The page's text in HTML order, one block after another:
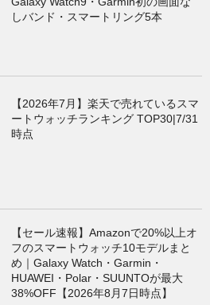
しバンド・スマートリング5本
【2026年7月】楽天で売れているスマ
ートウォッチランキング TOP30|7/31
時点
【セール速報】Amazonで20%以上オ
フのスマートウォッチ10モデルまと
め｜Galaxy Watch・Garmin・
HUAWEI・Polar・SUUNTOが最大
38%OFF【2026年8月7日時点】